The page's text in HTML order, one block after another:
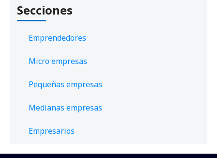
Secciones
Emprendedores
Micro empresas
Pequeñas empresas
Medianas empresas
Empresarios